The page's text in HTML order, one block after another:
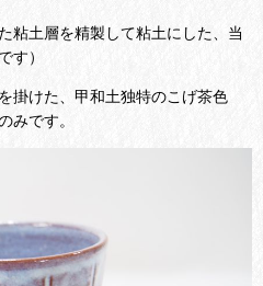
粘土層を精製して粘土にした、当
す）
掛けた、甲和土独特のこげ茶色
みです。